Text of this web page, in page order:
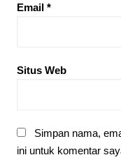
Email *
Situs Web
Simpan nama,
ini untuk komentar